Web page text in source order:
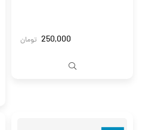
250,000 تومان